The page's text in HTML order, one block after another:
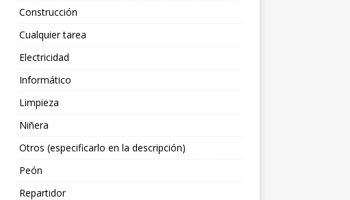
Construcción
Cualquier tarea
Electricidad
Informático
Limpieza
Niñera
Otros (especificarlo en la descripción)
Peón
Repartidor